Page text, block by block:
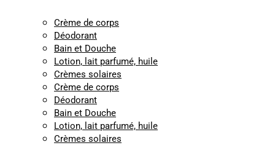
Crème de corps
Déodorant
Bain et Douche
Lotion, lait parfumé, huile
Crèmes solaires
Crème de corps
Déodorant
Bain et Douche
Lotion, lait parfumé, huile
Crèmes solaires